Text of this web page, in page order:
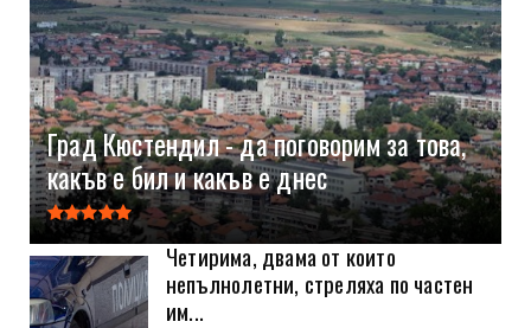
Град Кюстендил - да поговорим за това,
какъв е бил и какъв е днес
Четирима, двама от които
непълнолетни, стреляха по частен
им...